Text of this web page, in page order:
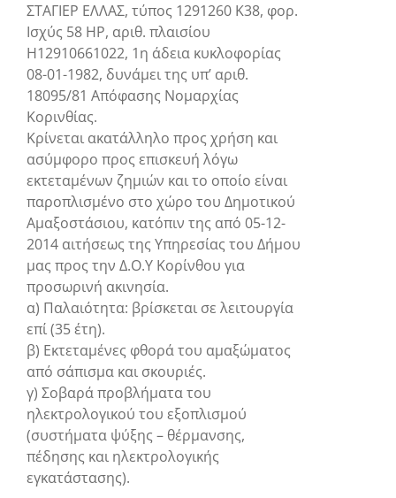
ΣΤΑΓΙΕΡ ΕΛΛΑΣ, τύπος 1291260 Κ38, φορ.
Ισχύς 58 ΗΡ, αριθ. πλαισίου
Η12910661022, 1η άδεια κυκλοφορίας
08-01-1982, δυνάμει της υπ’ αριθ.
18095/81 Απόφασης Νομαρχίας
Κορινθίας.
Κρίνεται ακατάλληλο προς χρήση και
ασύμφορο προς επισκευή λόγω
εκτεταμένων ζημιών και το οποίο είναι
παροπλισμένο στο χώρο του Δημοτικού
Αμαξοστάσιου, κατόπιν της από 05-12-
2014 αιτήσεως της Υπηρεσίας του Δήμου
μας προς την Δ.Ο.Υ Κορίνθου για
προσωρινή ακινησία.
α) Παλαιότητα: βρίσκεται σε λειτουργία
επί (35 έτη).
β) Εκτεταμένες φθορά του αμαξώματος
από σάπισμα και σκουριές.
γ) Σοβαρά προβλήματα του
ηλεκτρολογικού του εξοπλισμού
(συστήματα ψύξης – θέρμανσης,
πέδησης και ηλεκτρολογικής
εγκατάστασης).